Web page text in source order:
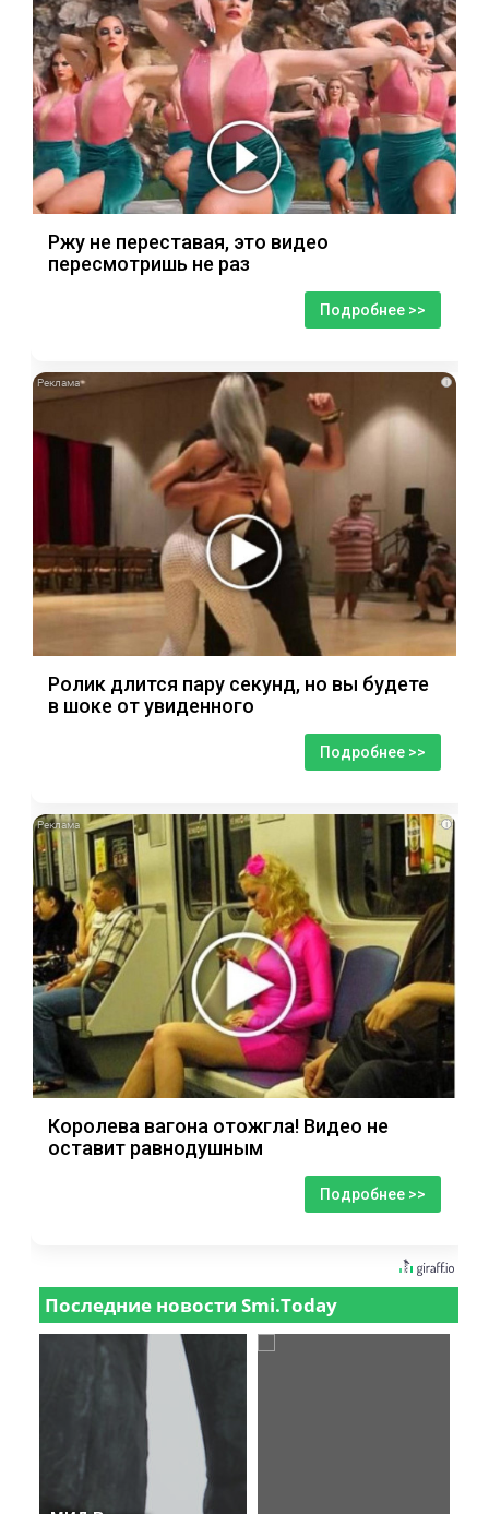
Ржу не переставая, это видео
пересмотришь не раз
Подробнее >>
i
Ролик длится пару секунд, но вы будете
в шоке от увиденного
Подробнее >>
i
Королева вагона отожгла! Видео не
оставит равнодушным
Подробнее >>